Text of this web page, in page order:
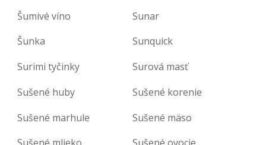
Šumivé víno
Sunar
Šunka
Sunquick
Surimi tyčinky
Surová masť
Sušené huby
Sušené korenie
Sušené marhule
Sušené mäso